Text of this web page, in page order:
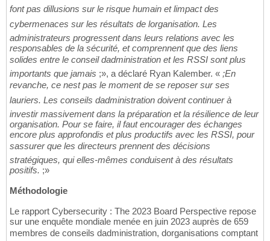
font pas dillusions sur le risque humain et limpact des
cybermenaces sur les résultats de lorganisation. Les
administrateurs progressent dans leurs relations avec les
responsables de la sécurité, et comprennent que des liens
solides entre le conseil dadministration et les RSSI sont plus
importants que jamais ;», a déclaré Ryan Kalember. « ;En
revanche, ce nest pas le moment de se reposer sur ses
lauriers. Les conseils dadministration doivent continuer à
investir massivement dans la préparation et la résilience de leur
organisation. Pour se faire, il faut encourager des échanges
encore plus approfondis et plus productifs avec les RSSI, pour
sassurer que les directeurs prennent des décisions
stratégiques, qui elles-mêmes conduisent à des résultats
positifs. ;»
Méthodologie
Le rapport Cybersecurity : The 2023 Board Perspective repose
sur une enquête mondiale menée en juin 2023 auprès de 659
membres de conseils dadministration, dorganisations comptant